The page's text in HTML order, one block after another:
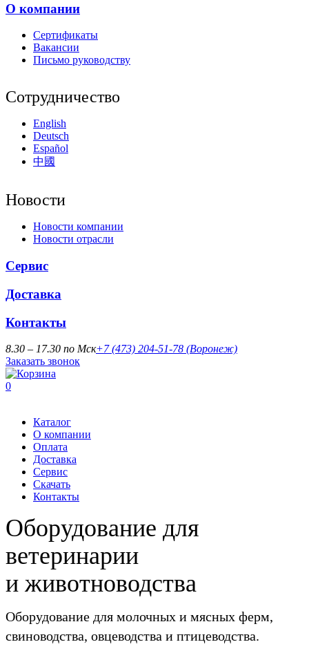
О компании
Сертификаты
Вакансии
Письмо руководству
Сотрудничество
English
Deutsch
Español
中國
Новости
Новости компании
Новости отрасли
Сервис
Доставка
Контакты
8.30 – 17.30 по Мск+7 (473) 204-51-78 (Воронеж)
Заказать звонок
0
Каталог
О компании
Оплата
Доставка
Сервис
Скачать
Контакты
Оборудование для
ветеринарии
и животноводства
Оборудование для молочных и мясных ферм,
свиноводства, овцеводства и птицеводства.